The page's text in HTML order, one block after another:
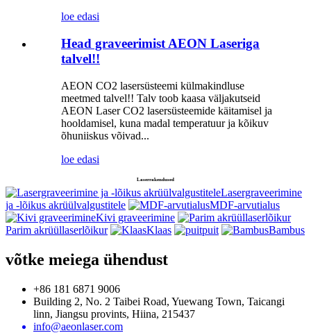
loe edasi
Head graveerimist AEON Laseriga
talvel!!
AEON CO2 lasersüsteemi külmakindluse
meetmed talvel!! Talv toob kaasa väljakutseid
AEON Laser CO2 lasersüsteemide käitamisel ja
hooldamisel, kuna madal temperatuur ja kõikuv
õhuniiskus võivad...
loe edasi
Laserrakendused
Lasergraveerimine
ja -lõikus akrüülvalgustitele
MDF-arvutialus
Kivi graveerimine
Parim akrüüllaserlõikur
Klaas puit Bambus
võtke meiega ühendust
+86 181 6871 9006
Building 2, No. 2 Taibei Road, Yuewang Town, Taicangi
linn, Jiangsu provints, Hiina, 215437
info@aeonlaser.com